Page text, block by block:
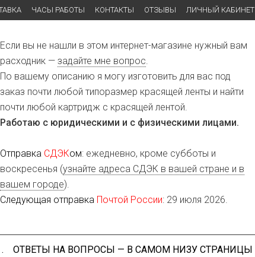
ЧАСЫ РАБОТЫ КОНТАКТЫ ОТЗЫВЫ ЛИЧНЫЙ КАБИНЕТ
Если вы не нашли в этом интернет-магазине нужный вам
расходник — задайте мне вопрос
По вашему описанию я могу изготовить для вас под
заказ почти любой типоразмер красящей ленты и найти
почти любой картридж с красящей лентой.
Работаю с юридическими и с физическими лицами.
Отправка СДЭКом: ежедневно, кроме субботы и
воскресенья (узнайте адреса СДЭК в вашей стране и в
вашем городе).
Следующая отправка Почтой России: 29 июля 2026.
ОТВЕТЫ НА ВОПРОСЫ — В САМОМ НИЗУ СТРАНИЦЫ